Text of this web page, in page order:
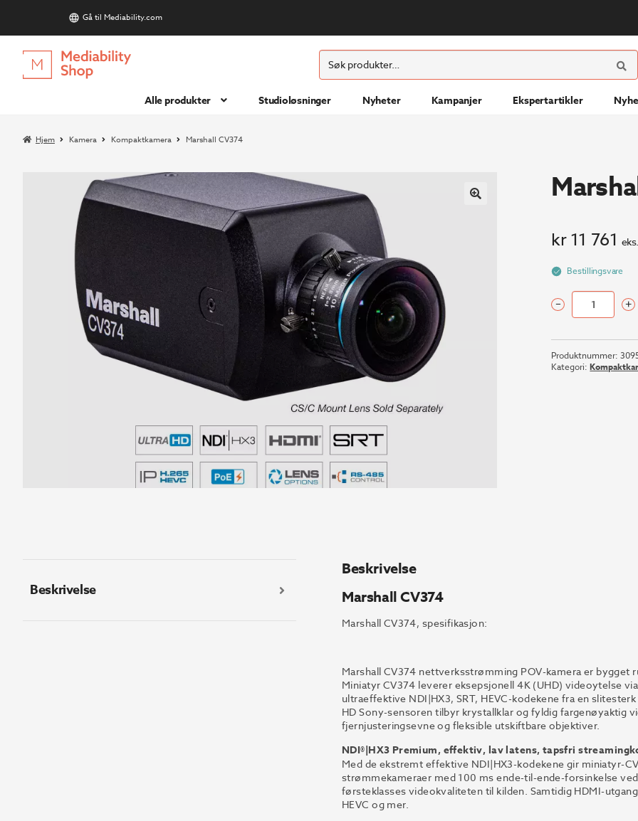
Gå til Mediability.com
Hopp
til
Hopp
til
Søk
etter:
SØK
Alle produkter Studioløsninger Nyheter Kampanjer Ekspertartikler
Hjem Kamera Kompaktkamera Marshall CV374
kr11 761
Bestillingsvare
Marshall
antall
– +
Produktnummer:
Kategori:
Beskrivelse
Beskrivelse
Marshall CV374
Marshall CV374, spesifikasjon:
Marshall CV374 nettverksstrømming POV-kamera er bygget
Miniatyr CV374 leverer eksepsjonell 4K (UHD) videoytelse
ultraeffektive NDI|HX3, SRT, HEVC-kodekene fra en
HD Sony-sensoren tilbyr krystallklar og fyldig
fjernjusteringsevne og fleksible utskiftbare objektiver.
NDI®|HX3 Premium, effektiv, lav latens, tapsfri
Med de ekstremt effektive NDI|HX3-kodekene gir miniatyr-
strømmekameraer med 100 ms ende-til-ende-forsinkelse
førsteklasses videokvaliteten til kilden. Samtidig HDMI-
HEVC og mer.